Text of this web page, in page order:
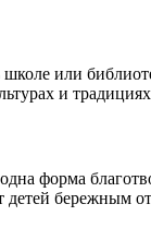
или
и
форма
бережным